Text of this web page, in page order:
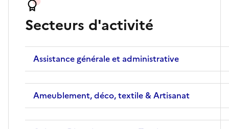
Secteurs d'activité
Assistance générale et administrative
Ameublement, déco, textile & Artisanat